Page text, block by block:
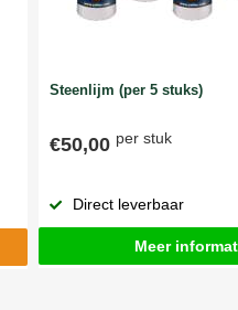
Steenlijm (per 5 stuks)
€50,00 per stuk
Direct leverbaar
Meer